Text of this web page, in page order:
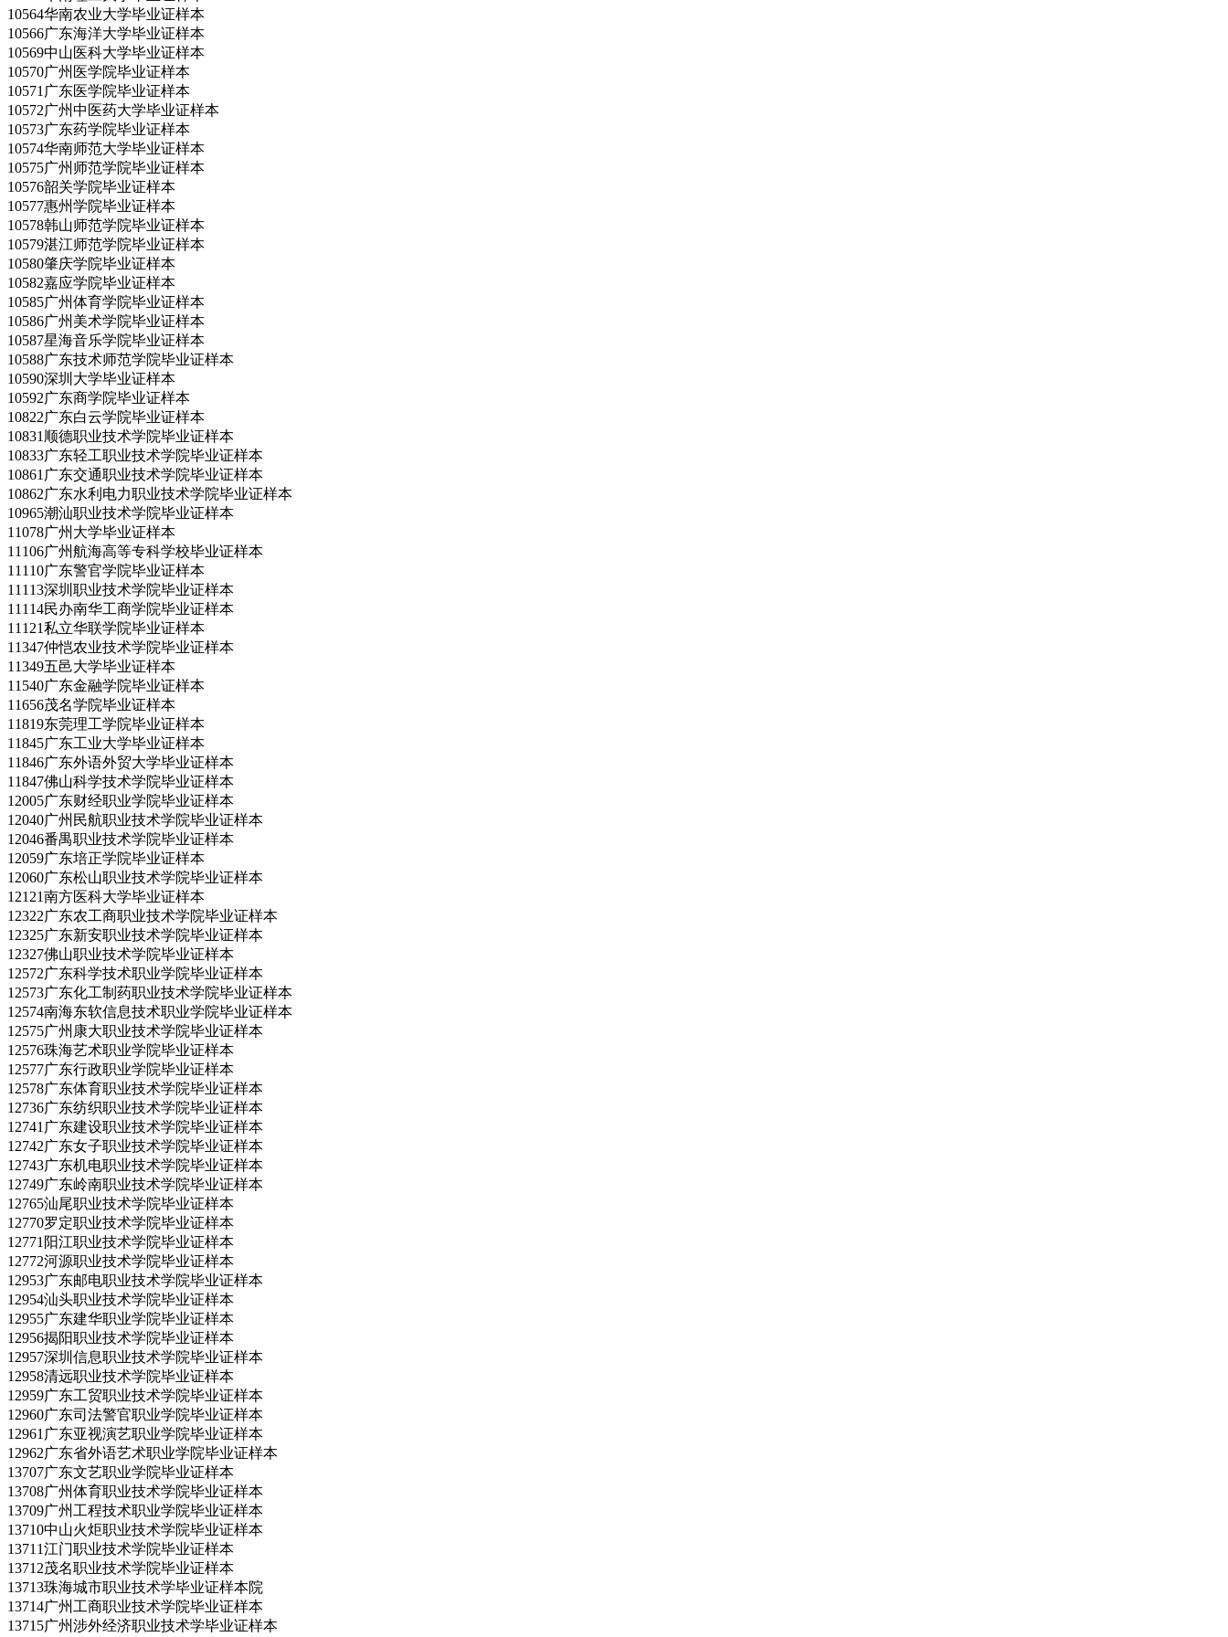
10564华南农业大学毕业证样本
10566广东海洋大学毕业证样本
10569中山医科大学毕业证样本
10570广州医学院毕业证样本
10571广东医学院毕业证样本
10572广州中医药大学毕业证样本
10573广东药学院毕业证样本
10574华南师范大学毕业证样本
10575广州师范学院毕业证样本
10576韶关学院毕业证样本
10577惠州学院毕业证样本
10578韩山师范学院毕业证样本
10579湛江师范学院毕业证样本
10580肇庆学院毕业证样本
10582嘉应学院毕业证样本
10585广州体育学院毕业证样本
10586广州美术学院毕业证样本
10587星海音乐学院毕业证样本
10588广东技术师范学院毕业证样本
10590深圳大学毕业证样本
10592广东商学院毕业证样本
10822广东白云学院毕业证样本
10831顺德职业技术学院毕业证样本
10833广东轻工职业技术学院毕业证样本
10861广东交通职业技术学院毕业证样本
10862广东水利电力职业技术学院毕业证样本
10965潮汕职业技术学院毕业证样本
11078广州大学毕业证样本
11106广州航海高等专科学校毕业证样本
11110广东警官学院毕业证样本
11113深圳职业技术学院毕业证样本
11114民办南华工商学院毕业证样本
11121私立华联学院毕业证样本
11347仲恺农业技术学院毕业证样本
11349五邑大学毕业证样本
11540广东金融学院毕业证样本
11656茂名学院毕业证样本
11819东莞理工学院毕业证样本
11845广东工业大学毕业证样本
11846广东外语外贸大学毕业证样本
11847佛山科学技术学院毕业证样本
12005广东财经职业学院毕业证样本
12040广州民航职业技术学院毕业证样本
12046番禺职业技术学院毕业证样本
12059广东培正学院毕业证样本
12060广东松山职业技术学院毕业证样本
12121南方医科大学毕业证样本
12322广东农工商职业技术学院毕业证样本
12325广东新安职业技术学院毕业证样本
12327佛山职业技术学院毕业证样本
12572广东科学技术职业学院毕业证样本
12573广东化工制药职业技术学院毕业证样本
12574南海东软信息技术职业学院毕业证样本
12575广州康大职业技术学院毕业证样本
12576珠海艺术职业学院毕业证样本
12577广东行政职业学院毕业证样本
12578广东体育职业技术学院毕业证样本
12736广东纺织职业技术学院毕业证样本
12741广东建设职业技术学院毕业证样本
12742广东女子职业技术学院毕业证样本
12743广东机电职业技术学院毕业证样本
12749广东岭南职业技术学院毕业证样本
12765汕尾职业技术学院毕业证样本
12770罗定职业技术学院毕业证样本
12771阳江职业技术学院毕业证样本
12772河源职业技术学院毕业证样本
12953广东邮电职业技术学院毕业证样本
12954汕头职业技术学院毕业证样本
12955广东建华职业学院毕业证样本
12956揭阳职业技术学院毕业证样本
12957深圳信息职业技术学院毕业证样本
12958清远职业技术学院毕业证样本
12959广东工贸职业技术学院毕业证样本
12960广东司法警官职业学院毕业证样本
12961广东亚视演艺职业学院毕业证样本
12962广东省外语艺术职业学院毕业证样本
13707广东文艺职业学院毕业证样本
13708广州体育职业技术学院毕业证样本
13709广州工程技术职业学院毕业证样本
13710中山火炬职业技术学院毕业证样本
13711江门职业技术学院毕业证样本
13712茂名职业技术学院毕业证样本
13713珠海城市职业技术学毕业证样本院
13714广州工商职业技术学院毕业证样本
13715广州涉外经济职业技术学毕业证样本